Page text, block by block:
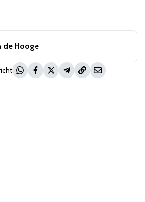
de Hooge